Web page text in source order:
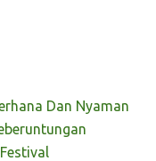
Dan Nyaman